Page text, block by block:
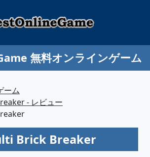
無料オンラインゲーム
ーム
- レビュー
Brick Breaker